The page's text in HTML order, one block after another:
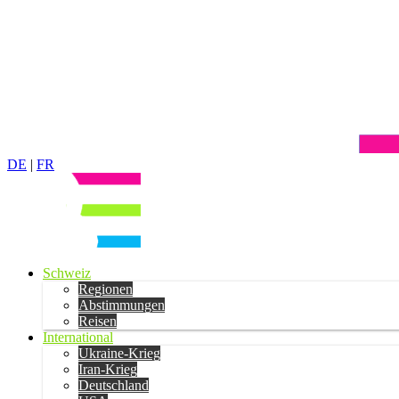
DE | FR
Schweiz
Regionen
Abstimmungen
Reisen
International
Ukraine-Krieg
Iran-Krieg
Deutschland